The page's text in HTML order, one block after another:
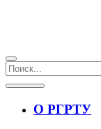
О РГРТУ